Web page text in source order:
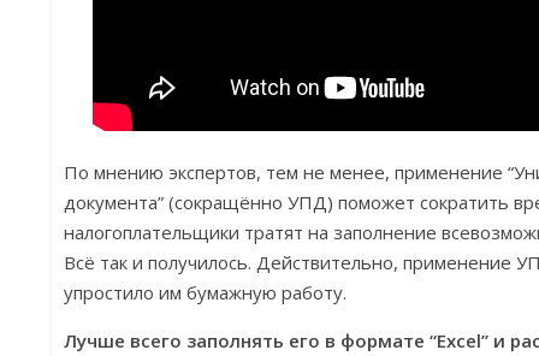
По мнению экспертов, тем не менее, применение
документа” (сокращённо УПД) поможет сократить
налогоплательщики тратят на заполнение
Всё так и получилось. Действительно, применение
упростило им бумажную работу.
Лучше всего заполнять его в формате “Excel” и